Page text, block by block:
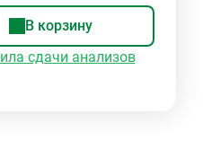
В корзину
сдачи анализов